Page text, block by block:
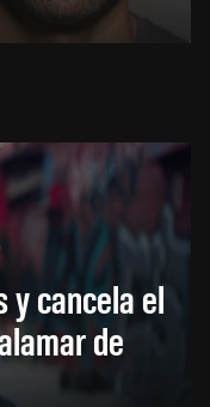
y cancela el
de